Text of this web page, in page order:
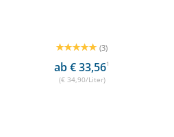
(3)
ab € 33,561
(€ 34,90/Liter)